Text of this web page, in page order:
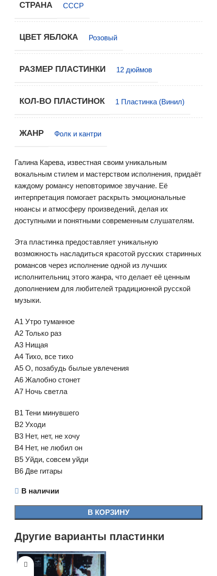
СТРАНА СССР
ЦВЕТ ЯБЛОКА Розовый
РАЗМЕР ПЛАСТИНКИ 12 дюймов
КОЛ-ВО ПЛАСТИНОК 1 Пластинка (Винил)
ЖАНР Фолк и кантри
Галина Карева, известная своим уникальным
вокальным стилем и мастерством исполнения, придаёт
каждому романсу неповторимое звучание. Её
интерпретация помогает раскрыть эмоциональные
нюансы и атмосферу произведений, делая их
доступными и понятными современным слушателям.
Эта пластинка предоставляет уникальную
возможность насладиться красотой русских старинных
романсов через исполнение одной из лучших
исполнительниц этого жанра, что делает её ценным
дополнением для любителей традиционной русской
музыки.
A1 Утро туманное
A2 Только раз
A3 Нищая
A4 Тихо, все тихо
A5 О, позабудь былые увлечения
A6 Жалобно стонет
A7 Ночь светла
B1 Тени минувшего
B2 Уходи
B3 Нет, нет, не хочу
B4 Нет, не любил он
B5 Уйди, совсем уйди
B6 Две гитары
В наличии
В КОРЗИНУ
Другие варианты пластинки